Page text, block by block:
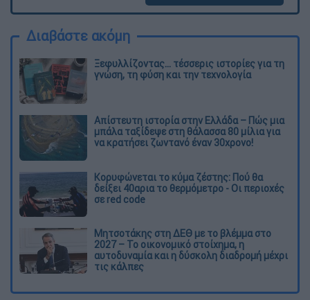
Διαβάστε ακόμη
Ξεφυλλίζοντας... τέσσερις ιστορίες για τη
γνώση, τη φύση και την τεχνολογία
Απίστευτη ιστορία στην Ελλάδα – Πώς μια
μπάλα ταξίδεψε στη θάλασσα 80 μίλια για
να κρατήσει ζωντανό έναν 30χρονο!
Κορυφώνεται το κύμα ζέστης: Πού θα
δείξει 40αρια το θερμόμετρο - Οι περιοχές
σε red code
Μητσοτάκης στη ΔΕΘ με το βλέμμα στο
2027 – Το οικονομικό στοίχημα, η
αυτοδυναμία και η δύσκολη διαδρομή μέχρι
τις κάλπες